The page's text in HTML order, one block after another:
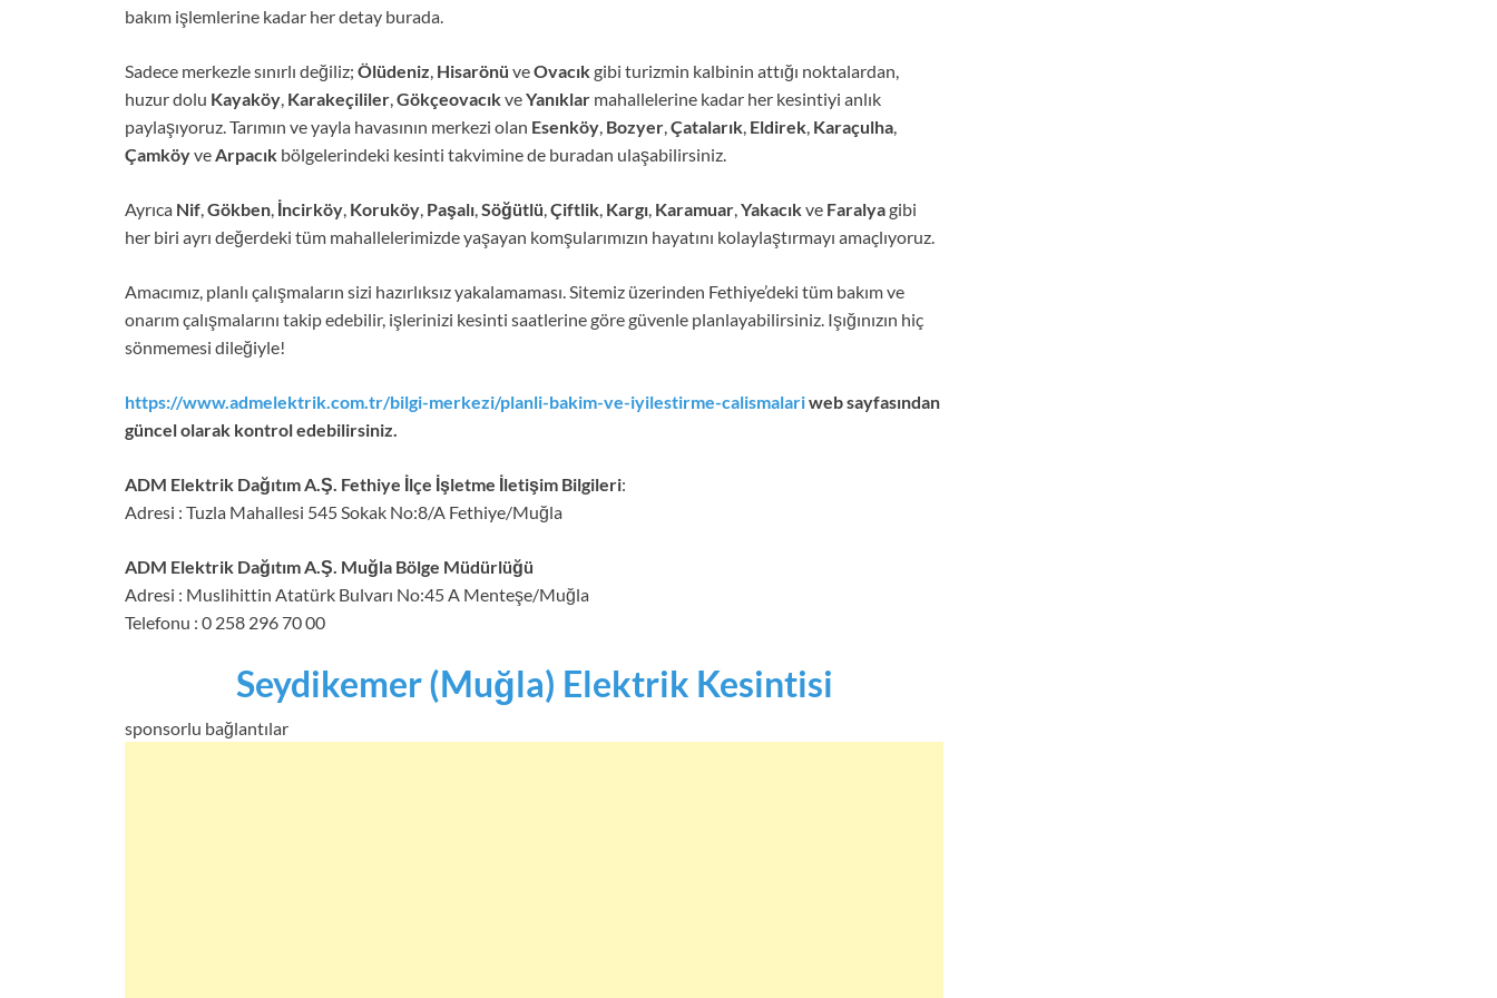
bakım işlemlerine kadar her detay burada.
Sadece merkezle sınırlı değiliz; Ölüdeniz, Hisarönü veOvacıkgibi turizmin kalbinin attığı noktalardan,
huzur dolu Kayaköy, Karakeçililer,GökçeovacıkveYanıklar mahallelerine kadar her kesintiyi anlık
paylaşıyoruz. Tarımın ve yayla havasının merkezi olan Esenköy, Bozyer,Çatalarık, Eldirek, Karaçulha,
ÇamköyveArpacık bölgelerindeki kesinti takvimine de buradan ulaşabilirsiniz.
Ayrıca Nif,Gökben, İncirköy, Koruköy, Paşalı,Söğütlü,Çiftlik, Kargı, Karamuar,Yakacıkve Faralyagibi
her biri ayrı değerdeki tüm mahallelerimizde yaşayan komşularımızın hayatını kolaylaştırmayı amaçlıyoruz.
Amacımız, planlı çalışmaların sizi hazırlıksız yakalamaması. Sitemiz üzerinden Fethiye’deki tüm bakım ve
onarım çalışmalarını takip edebilir, işlerinizi kesinti saatlerine göre güvenle planlayabilirsiniz. Işığınızın hiç
sönmemesi dileğiyle!
https://www.admelektrik.com.tr/bilgi-merkezi/planli-bakim-ve-iyilestirme-calismalariweb sayfasından
güncel olarak kontrol edebilirsiniz.
ADM Elektrik Dağıtım A.Ş. Fethiye İlçe İşletme İletişim Bilgileri:
Adresi : Tuzla Mahallesi 545 Sokak No:8/A Fethiye/Muğla
ADM Elektrik Dağıtım A.Ş. Muğla Bölge Müdürlüğü
Adresi : Muslihittin Atatürk Bulvarı No:45 A Menteşe/Muğla
Telefonu : 0 258 296 70 00
Seydikemer (Muğla) Elektrik Kesintisi
sponsorlu bağlantılar